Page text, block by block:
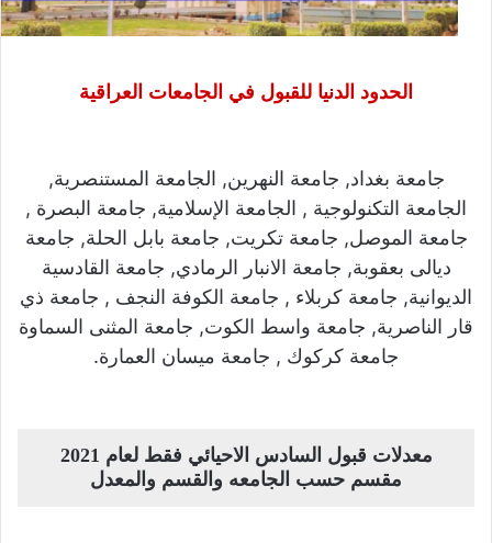
الحدود الدنيا للقبول في الجامعات العراقية
جامعة بغداد, جامعة النهرين, الجامعة المستنصرية,
الجامعة التكنولوجية , الجامعة الإسلامية, جامعة البصرة ,
جامعة الموصل, جامعة تكريت, جامعة بابل الحلة, جامعة
ديالى بعقوبة, جامعة الانبار الرمادي, جامعة القادسية
الديوانية, جامعة كربلاء , جامعة الكوفة النجف , جامعة ذي
قار الناصرية, جامعة واسط الكوت, جامعة المثنى السماوة
جامعة كركوك , جامعة ميسان العمارة.
معدلات قبول السادس الاحيائي فقط لعام 2021
مقسم حسب الجامعه والقسم والمعدل